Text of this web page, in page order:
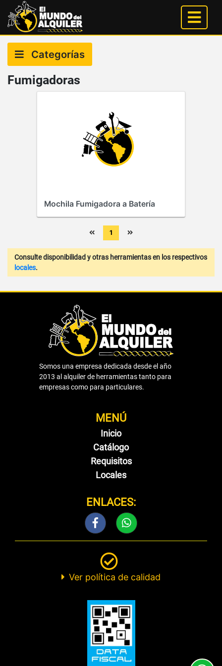
Categorías
Fumigadoras
Mochila Fumigadora a Batería
1
Consulte disponibilidad y otras herramientas en los respectivos
locales.
Somos una empresa dedicada desde el año
2013 al alquiler de herramientas tanto para
empresas como para particulares.
MENÚ
Inicio
Catálogo
Requisitos
Locales
ENLACES:
Ver política de calidad